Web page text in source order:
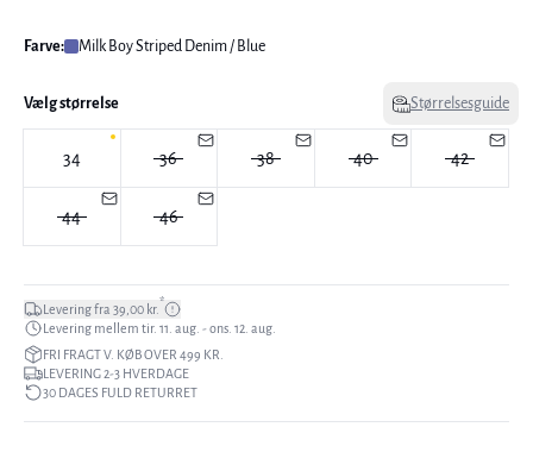
Farve: Milk Boy Striped Denim / Blue
Vælg størrelse Størrelsesguide
34 36 38 40 42
44 46
Levering fra 39,00 kr.*
Levering mellem tir. 11. aug. - ons. 12. aug.
FRI FRAGT V. KØB OVER 499 KR.
LEVERING 2-3 HVERDAGE
30 DAGES FULD RETURRET